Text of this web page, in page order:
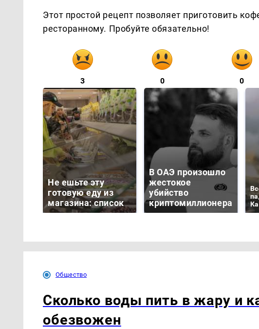
Этот простой рецепт позволяет приготовить
ресторанному. Пробуйте обязательно!
3 0 0
Не ешьте эту
готовую еду из
магазина: список
В ОАЭ произошло
жестокое
убийство
криптомиллионера
Общество
Сколько воды пить в жару и
обезвожен